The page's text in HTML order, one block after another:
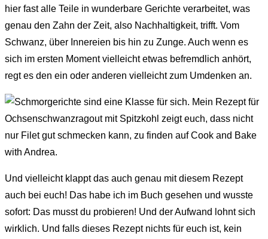
hier fast alle Teile in wunderbare Gerichte verarbeitet, was
genau den Zahn der Zeit, also Nachhaltigkeit, trifft. Vom
Schwanz, über Innereien bis hin zu Zunge. Auch wenn es
sich im ersten Moment vielleicht etwas befremdlich anhört,
regt es den ein oder anderen vielleicht zum Umdenken an.
Und vielleicht klappt das auch genau mit diesem Rezept
auch bei euch! Das habe ich im Buch gesehen und wusste
sofort: Das musst du probieren! Und der Aufwand lohnt sich
wirklich. Und falls dieses Rezept nichts für euch ist, kein